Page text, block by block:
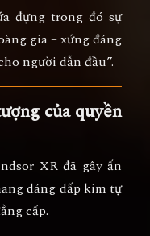
đựng trong đó sự
gia– xứng đáng
người dẫn đầu”.
của quyền
XRđã gây ấn
dáng dấp kim tự
cấp.